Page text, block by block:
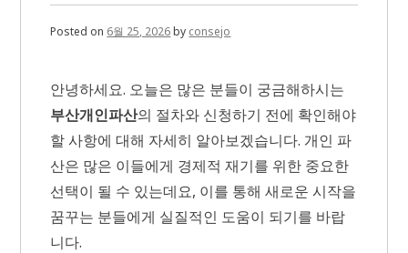
기
Posted on 6월 25, 2026by consejo
안녕하세요. 오늘은 많은 분들이 궁금해하시는
부산개인파산의 절차와 신청하기 전에 확인해야
할 사항에 대해 자세히 알아보겠습니다. 개인 파
산은 많은 이들에게 경제적 재기를 위한 중요한
선택이 될 수 있는데요, 이를 통해 새로운 시작을
꿈꾸는 분들에게 실질적인 도움이 되기를 바랍
니다.